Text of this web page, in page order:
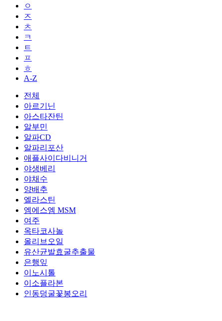
ㅇ
ㅈ
ㅊ
ㅋ
ㅌ
ㅍ
ㅎ
A-Z
전체
아르기닌
아스타잔틴
알부민
알파CD
알파리포산
애플사이다비니거
야생베리
야채수
양배추
엘라스틴
엠에스엠 MSM
여주
옥타코사놀
올리브오일
유산균발효굴추출물
은행잎
이노시톨
이소플라본
인동덩굴꽃봉오리